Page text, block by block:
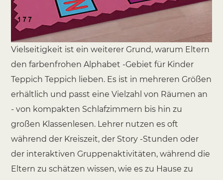
Vielseitigkeit ist ein weiterer Grund, warum Eltern
den farbenfrohen Alphabet -Gebiet für Kinder
Teppich Teppich lieben. Es ist in mehreren Größen
erhältlich und passt eine Vielzahl von Räumen an
- von kompakten Schlafzimmern bis hin zu
großen Klassenlesen. Lehrer nutzen es oft
während der Kreiszeit, der Story -Stunden oder
der interaktiven Gruppenaktivitäten, während die
Eltern zu schätzen wissen, wie es zu Hause zu